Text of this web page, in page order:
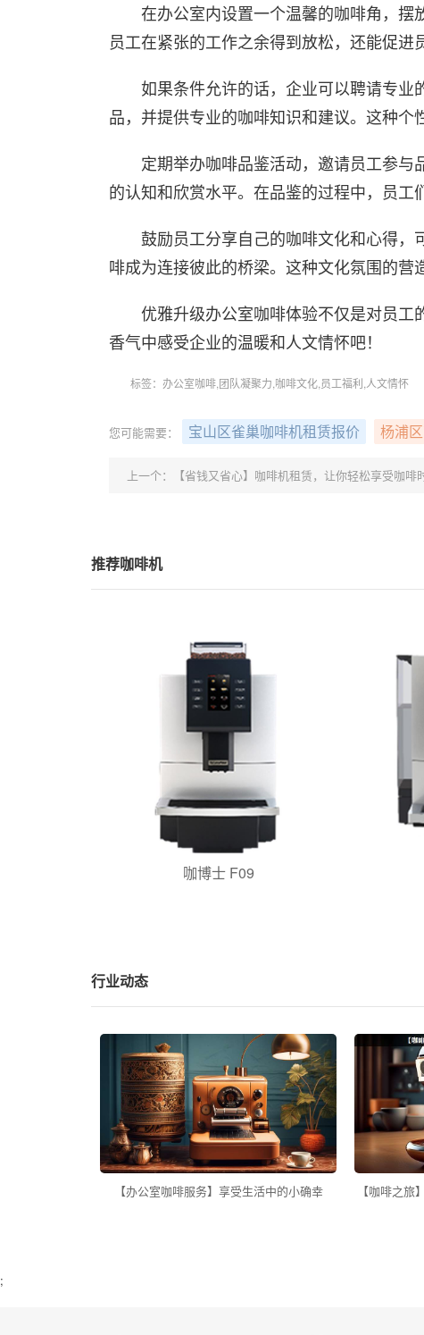
在办公室内设置一个温馨的咖啡角，
员工在紧张的工作之余得到放松，还能促进
如果条件允许的话，企业可以聘请专
品，并提供专业的咖啡知识和建议。这种个
定期举办咖啡品鉴活动，邀请员工参
的认知和欣赏水平。在品鉴的过程中，员工
鼓励员工分享自己的咖啡文化和心得
啡成为连接彼此的桥梁。这种文化氛围的营
优雅升级办公室咖啡体验不仅是对员
香气中感受企业的温暖和人文情怀吧！
标签：办公室咖啡,团队凝聚力,咖啡文化,员工福利,人文情怀
您可能需要： 宝山区雀巢咖啡机租赁报价 杨浦
上一个： 【省钱又省心】咖啡机租赁，让你轻松享受咖啡
推荐咖啡机
咖博士 F09
行业动态
【办公室咖啡服务】享受生活中的小确幸 【咖啡之
;